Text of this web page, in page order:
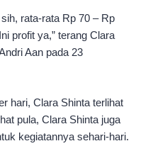
rata-rata Rp 70 – Rp
profit ya,” terang Clara
Aan pada 23
hari, Clara Shinta terlihat
pula, Clara Shinta juga
kegiatannya sehari-hari.